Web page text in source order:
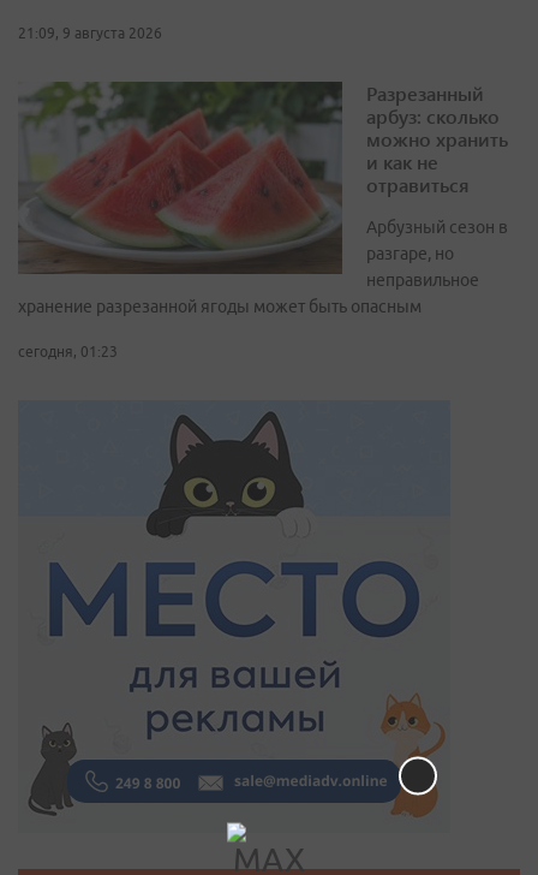
21:09, 9 августа 2026
Разрезанный
арбуз: сколько
можно хранить
и как не
отравиться
Арбузный сезон в
разгаре, но
неправильное
хранение разрезанной ягоды может быть опасным
сегодня, 01:23